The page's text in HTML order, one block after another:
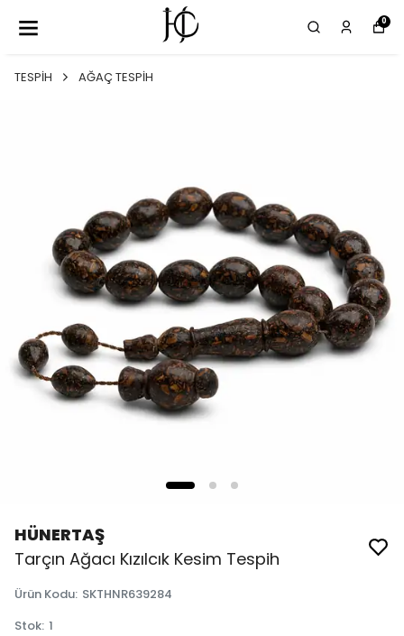
0
TESPİH AĞAÇ TESPİH
HÜNERTAŞ
Tarçın Ağacı Kızılcık Kesim Tespih
Ürün Kodu: SKTHNR639284
Stok: 1